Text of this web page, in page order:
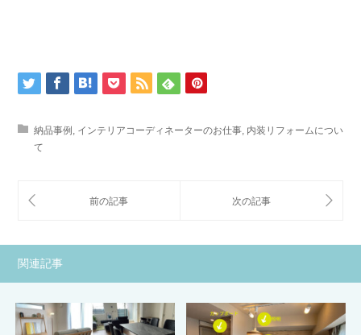
納品事例 , インテリアコーディネーターのお仕事, 内装リフォームについ
て
関連記事